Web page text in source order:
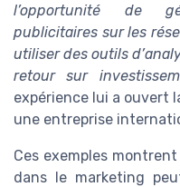
l’opportunité de
publicitaires sur les
utiliser des outils
retour sur
expérience lui a ouvert
une entreprise
Ces exemples
dans le marketing